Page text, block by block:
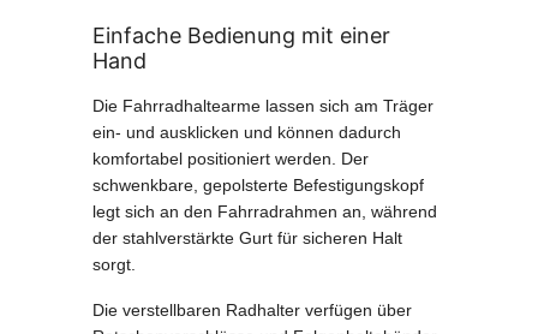
Einfache Bedienung mit einer
Hand
Die Fahrradhaltearme lassen sich am Träger
ein- und ausklicken und können dadurch
komfortabel positioniert werden. Der
schwenkbare, gepolsterte Befestigungskopf
legt sich an den Fahrradrahmen an, während
der stahlverstärkte Gurt für sicheren Halt
sorgt.
Die verstellbaren Radhalter verfügen über